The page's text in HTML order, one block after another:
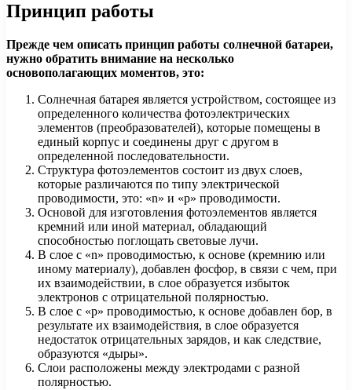
Принцип работы
Прежде чем описать принцип работы солнечной батареи,
нужно обратить внимание на несколько
основополагающих моментов, это:
Солнечная батарея является устройством, состоящее из
определенного количества фотоэлектрических
элементов (преобразователей), которые помещены в
единый корпус и соединены друг с другом в
определенной последовательности.
Структура фотоэлементов состоит из двух слоев,
которые различаются по типу электрической
проводимости, это: «n» и «р» проводимости.
Основой для изготовления фотоэлементов является
кремний или иной материал, обладающий
способностью поглощать световые лучи.
В слое с «n» проводимостью, к основе (кремнию или
иному материалу), добавлен фосфор, в связи с чем, при
их взаимодействии, в слое образуется избыток
электронов с отрицательной полярностью.
В слое с «р» проводимостью, к основе добавлен бор, в
результате их взаимодействия, в слое образуется
недостаток отрицательных зарядов, и как следствие,
образуются «дыры».
Слои расположены между электродами с разной
полярностью.